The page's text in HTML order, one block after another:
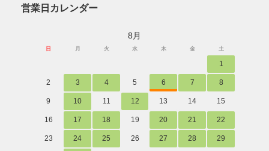
営業日カレンダー
8月
日 月 火 水 木 金 土
1
2 3 4 5 6 7 8
9 10 11 12 13 14 15
16 17 18 19 20 21 22
23 24 25 26 27 28 29